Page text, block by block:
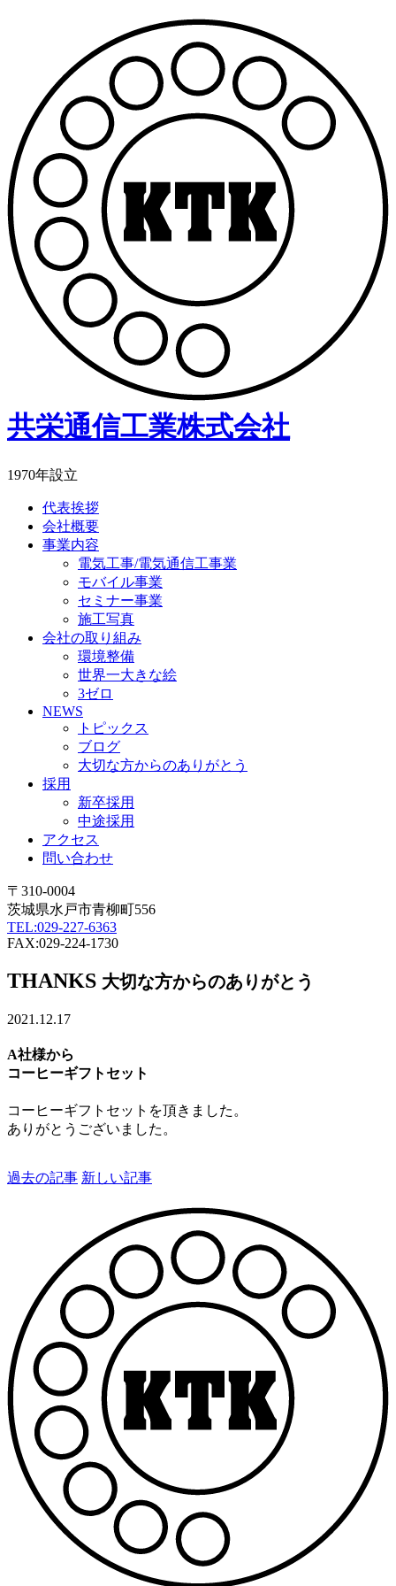
共栄通信工業株式会社
1970年設立
代表挨拶
会社概要
事業内容
電気工事/電気通信工事業
モバイル事業
セミナー事業
施工写真
会社の取り組み
環境整備
世界一大きな絵
3ゼロ
NEWS
トピックス
ブログ
大切な方からのありがとう
採用
新卒採用
中途採用
アクセス
問い合わせ
〒310-0004
茨城県水戸市青柳町556
TEL:029-227-6363
FAX:029-224-1730
THANKS 大切な方からのありがとう
2021.12.17
A社様から
コーヒーギフトセット
コーヒーギフトセットを頂きました。
ありがとうございました。
過去の記事 新しい記事